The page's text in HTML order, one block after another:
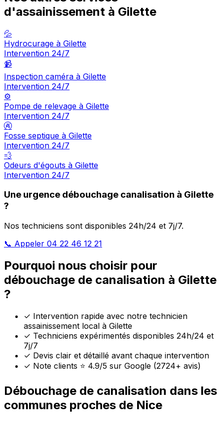
d'assainissement à Gilette
💦
Hydrocurage à Gilette
Intervention 24/7
📹
Inspection caméra à Gilette
Intervention 24/7
⚙️
Pompe de relevage à Gilette
Intervention 24/7
🚱
Fosse septique à Gilette
Intervention 24/7
💨
Odeurs d'égouts à Gilette
Intervention 24/7
Une urgence débouchage canalisation à Gilette
?
Nos techniciens sont disponibles 24h/24 et 7j/7.
📞 Appeler 04 22 46 12 21
Pourquoi nous choisir pour
débouchage de canalisation à Gilette
?
✓ Intervention rapide avec notre technicien
assainissement local à Gilette
✓ Techniciens expérimentés disponibles 24h/24 et
7j/7
✓ Devis clair et détaillé avant chaque intervention
✓ Note clients ⭐ 4.9/5 sur Google (2724+ avis)
Débouchage de canalisation dans les
communes proches de Nice